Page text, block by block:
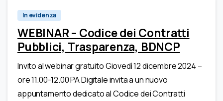
In evidenza
WEBINAR – Codice dei Contratti
Pubblici, Trasparenza, BDNCP
Invito al webinar gratuito Giovedì 12 dicembre 2024 –
ore 11.00-12.00 PA Digitale invita a un nuovo
appuntamento dedicato al Codice dei Contratti